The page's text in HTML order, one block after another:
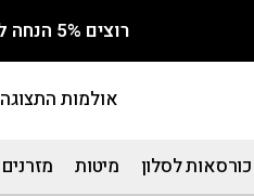
רוצים 5% הנחה לרכישה הראשונה? לחצו כאן!
אולמות התצוגה
כורסאות לסלון מיטות מזרנים